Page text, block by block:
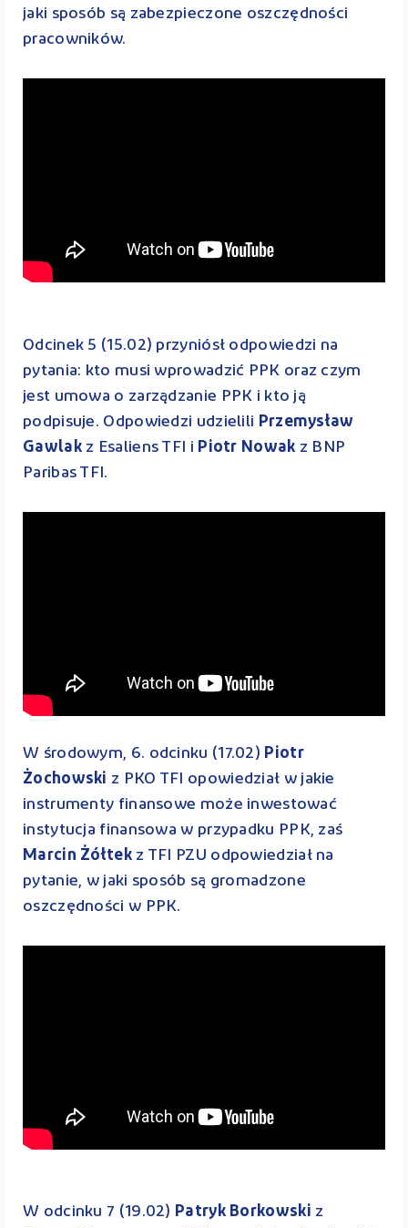
jaki sposób są zabezpieczone oszczędności
pracowników.
Odcinek 5 (15.02) przyniósł odpowiedzi na
pytania: kto musi wprowadzić PPK oraz czym
jest umowa o zarządzanie PPK i kto ją
podpisuje. Odpowiedzi udzielili Przemysław
Gawlakz Esaliens TFI i Piotr Nowak z BNP
Paribas TFI.
W środowym, 6. odcinku (17.02) Piotr
Żochowski z PKO TFI opowiedział w jakie
instrumenty finansowe może inwestować
instytucja finansowa w przypadku PPK, zaś
Marcin Żółtekz TFI PZU odpowiedział na
pytanie, w jaki sposób są gromadzone
oszczędności w PPK.
W odcinku 7 (19.02) Patryk Borkowski z